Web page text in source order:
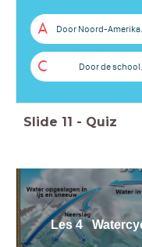
A Door Noord-Amerika.
C Door de school.
Slide 11 - Quiz
Les 4